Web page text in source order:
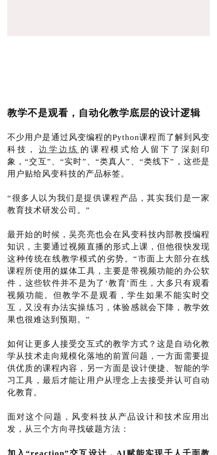
教学不是观看，自动化教学底层的设计逻辑
不少用户是通过风变编程的Python课程而了解到风变
科技，
边学边练 的课程模式给人留下了深刻印
象，“交互”、“实时”、“类真人”、“类线下”，这些是
用户贴给风变科技的产品标签。
“很多人以为我们是提供课程产品，其实我们是一家
教育技术研发公司。”
最开始的时候，吴亮亮也会在风变科技内部教授编程
知识，主要通过视频直播的形式上课，但他很快发现
这种传统在线教学模式的劣势。“市面上大部分在线
课程所使用的媒体工具，主要是带视频功能的办公软
件，这些软件并不是为了‘教育’而生，大多只有观看
视频功能。但教学不是观看，学生如果不能实时交
互，又没有办法实操练习，体验感就会下降，教学效
果也很难达到预期。”
如何让更多人接受交互式的教学方式？这是自动化教
学从技术走向规模化落地的前置问题，一方面需要提
供优质的课程内容，另一方面是设计便捷、智能的学
习工具，最后才能让用户从理念上去接受并认可自动
化教育。
面对这个问题，风变科技从产品设计和技术应用出
发，从三个方向寻找破题方法：